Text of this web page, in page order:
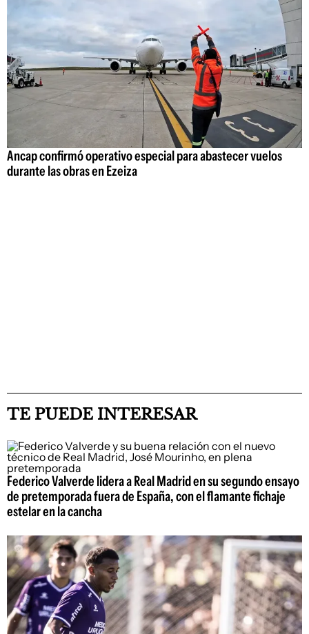
Ancap confirmó operativo especial para abastecer vuelos
durante las obras en Ezeiza
TE PUEDE INTERESAR
Federico Valverde lidera a Real Madrid en su segundo ensayo
de pretemporada fuera de España, con el flamante fichaje
estelar en la cancha